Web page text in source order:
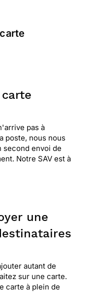
pas à
poste, nous nous
second envoi de
Notre SAV est à
une
autant de
sur une carte.
carte à plein de